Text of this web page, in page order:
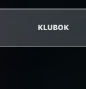
KLUBOK